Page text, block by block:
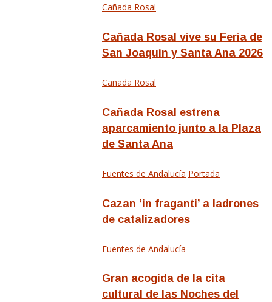
Cañada Rosal
Cañada Rosal vive su Feria de
San Joaquín y Santa Ana 2026
Cañada Rosal
Cañada Rosal estrena
aparcamiento junto a la Plaza
de Santa Ana
Fuentes de Andalucía Portada
Cazan ‘in fraganti’ a ladrones
de catalizadores
Fuentes de Andalucía
Gran acogida de la cita
cultural de las Noches del